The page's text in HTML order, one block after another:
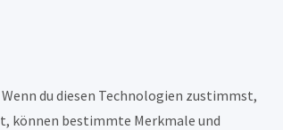
du diesen Technologien zustimmst,
können bestimmte Merkmale und